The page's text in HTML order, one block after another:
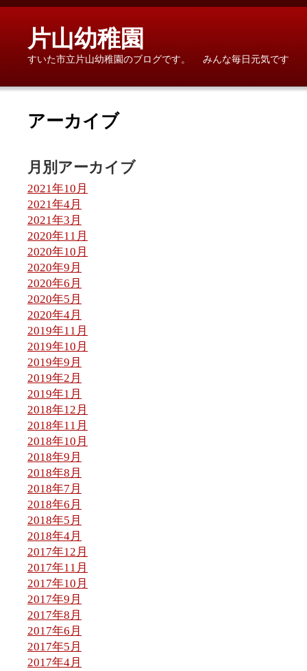
片山幼稚園
すいた市立片山幼稚園のブログです。 みんな毎日元気です
アーカイブ
月別アーカイブ
2021年10月
2021年4月
2021年3月
2020年11月
2020年10月
2020年9月
2020年6月
2020年5月
2020年4月
2019年11月
2019年10月
2019年9月
2019年2月
2019年1月
2018年12月
2018年11月
2018年10月
2018年9月
2018年8月
2018年7月
2018年6月
2018年5月
2018年4月
2017年12月
2017年11月
2017年10月
2017年9月
2017年8月
2017年6月
2017年5月
2017年4月